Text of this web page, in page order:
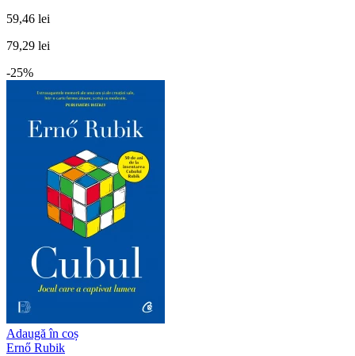
59,46 lei
79,29 lei
-25%
Adaugă în coș
Ernő Rubik